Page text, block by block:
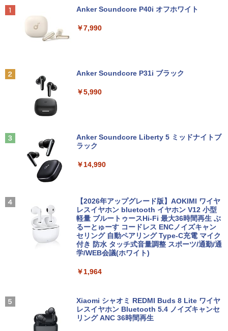
列キーボード【NC15】
￥39,800
2
中古｜DELL Alienware Aurora R5｜Cor
e i7｜メモリ8GB｜SSD256GB＋HDD1T
Force GTX 1070搭載｜ゲーミングPC 中
￥44,999
re i5 第11世代｜メモリ最大16GB SSD25
6GB｜Microsoft office2019搭載｜13.3
インチ｜Webカメラ搭載｜ノートパソコ
ン｜中古パソコン｜パソコン｜中古ノー
トPC
￥45,800
2025年 年間出荷数 No.2 ノートPC 2026
年 爆進中！】整備済み ノートパソコン 1
3.3型 Windows11 Core i5 大容量 SSD 5
B(NVMe) | DVD-ROM | 無線LAN:あり |
中古パソコン | NEC | Mate MRL36L-5 |
第9世代 | Core i3 9100 3.6(〜最大4.2)G
送料無料 MouseComputer SL4-B450 単
スクトップパソコン 中古 パソコン【30
日保証】1235602
￥19,800
720s Small | Windows11 | デスクトップ
B(新品) | DVDマルチ | Win11Pro64bit
￥22,980
24インチ相当 PCモニター
￥13,896
2
Philips｜フィリップス 液晶ディスプレ
イ(27型/IPS/FullHD 1920×1080/120Hz/
タイムレコーダー 勤怠管理機 指紋認証・
パスワード認証 出勤レコーダー 勤怠レコ
タ管理 自動集計機能 1000ユーザー対応
￥14,880
レノボジャパン Lenovo L24-4C モニ
ター ［23.8型 / フルHD(1920×1080) / ワ
イド / 144Hz］ クラウドグレー 67DDK
Yoothi 互換品 14.0インチ Lenovo Yoga
￥8,800
￥8,965
￥3,630
￥300
Anker Soundcore P40i オフホワイト
￥7,990
Anker Soundcore P31i ブラック
￥5,990
Anker Soundcore Liberty 5 ミッドナイトブ
ラック
￥14,990
【2026年アップグレード版】AOKIMI ワイヤ
レスイヤホン bluetooth イヤホン V12 小型
軽量 ブルートゥースHi-Fi 最大36時間再生 ぶ
るーとゅーす コードレス ENCノイズキャン
セリング 自動ペアリング Type-C充電 マイク
付き 防水 タッチ式音量調整 スポーツ/通勤/通
学/WEB会議(ホワイト)
￥1,964
Xiaomi シャオミ REDMI Buds 8 Lite ワイヤ
レスイヤホン Bluetooth 5.4 ノイズキャンセ
リング ANC 36時間再生